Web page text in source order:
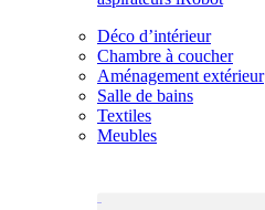
Déco d’intérieur
Chambre à coucher
Aménagement extérieur
Salle de bains
Textiles
Meubles